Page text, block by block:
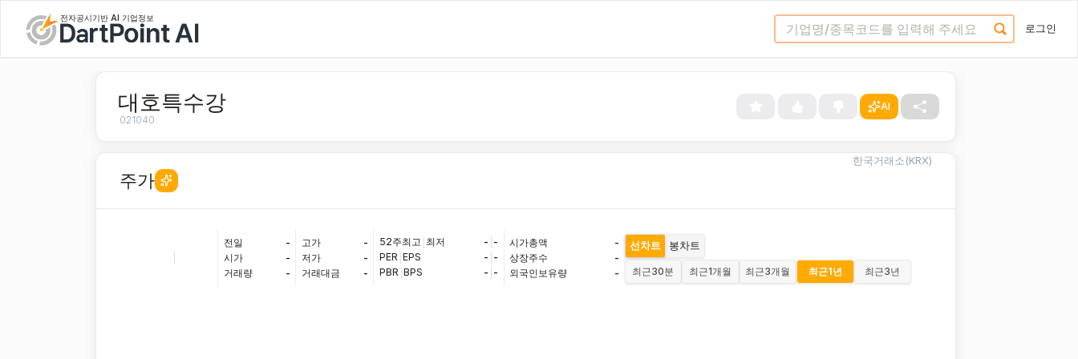
전자공시기반 AI 기업정보
로그인
대호특수강
021040
AI
주가
한국거래소(KRX)
전일
-
시가
-
거래량
-
고가
-
저가
-
거래대금
-
52주최고 최저 - -
PER EPS - -
PBR BPS - -
시가총액
-
상장주수
-
외국인보유량
-
선차트 봉차트
최근30분 최근1개월 최근3개월 최근1년 최근3년